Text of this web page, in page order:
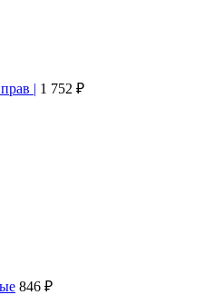
| 1 752 ₽
846 ₽